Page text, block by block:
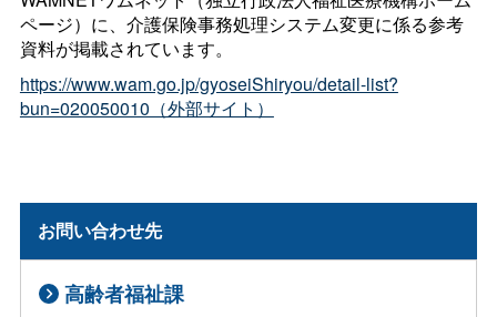
ページ）に、介護保険事務処理システム変更に係る参考
資料が掲載されています。
https://www.wam.go.jp/gyoseiShiryou/detail-list?
bun=020050010（外部サイト）
お問い合わせ先
高齢者福祉課